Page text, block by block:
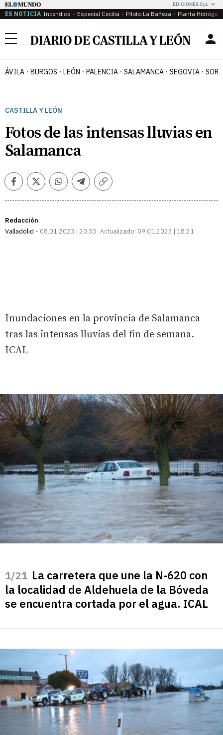
EDICIONES CyL
ES NOTICIA Incendios Especial Cecilia Piloto La Bañeza Planta
Menú
ÁVILA BURGOS LEÓN PALENCIA SALAMANCA SEGOVIA
CASTILLA Y LEÓN
Fotos de las intensas lluvias en
Salamanca
FacebookTwitterWhatsappTelegramCopiar
Redacción
Valladolid
08.01.2023 | 20:33 Actualizado: 09.01.2023 | 18:21
Inundaciones en la provincia de Salamanca
tras las intensas lluvias del fin de semana.
ICAL
/21 La carretera que une la N-620 con
la localidad de Aldehuela de la Bóveda
se encuentra cortada por el agua. ICAL